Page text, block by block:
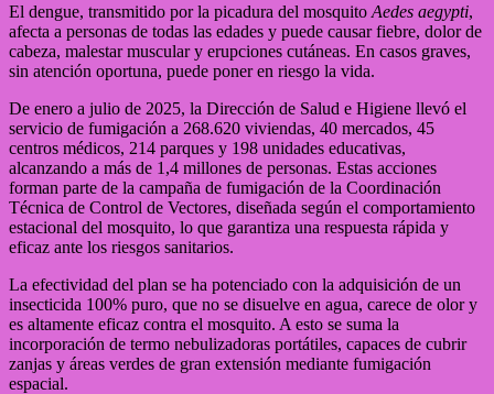
El dengue, transmitido por la picadura del mosquito Aedes aegypti,
afecta a personas de todas las edades y puede causar fiebre, dolor de
cabeza, malestar muscular y erupciones cutáneas. En casos graves,
sin atención oportuna, puede poner en riesgo la vida.
De enero a julio de 2025, la Dirección de Salud e Higiene llevó el
servicio de fumigación a 268.620 viviendas, 40 mercados, 45
centros médicos, 214 parques y 198 unidades educativas,
alcanzando a más de 1,4 millones de personas. Estas acciones
forman parte de la campaña de fumigación de la Coordinación
Técnica de Control de Vectores, diseñada según el comportamiento
estacional del mosquito, lo que garantiza una respuesta rápida y
eficaz ante los riesgos sanitarios.
La efectividad del plan se ha potenciado con la adquisición de un
insecticida 100% puro, que no se disuelve en agua, carece de olor y
es altamente eficaz contra el mosquito. A esto se suma la
incorporación de termo nebulizadoras portátiles, capaces de cubrir
zanjas y áreas verdes de gran extensión mediante fumigación
espacial.